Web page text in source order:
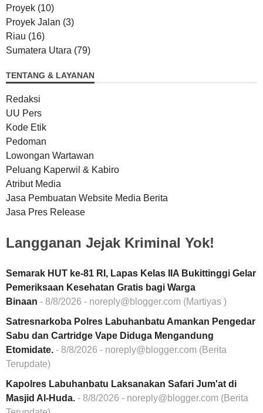
Proyek (10)
Proyek Jalan (3)
Riau (16)
Sumatera Utara (79)
TENTANG & LAYANAN
Redaksi
UU Pers
Kode Etik
Pedoman
Lowongan Wartawan
Peluang Kaperwil & Kabiro
Atribut Media
Jasa Pembuatan Website Media Berita
Jasa Pres Release
Langganan Jejak Kriminal Yok!
Semarak HUT ke-81 RI, Lapas Kelas IIA Bukittinggi Gelar
Pemeriksaan Kesehatan Gratis bagi Warga
Binaan - 8/8/2026 - noreply@blogger.com (Martiyas )
Satresnarkoba Polres Labuhanbatu Amankan Pengedar
Sabu dan Cartridge Vape Diduga Mengandung
Etomidate. - 8/8/2026 - noreply@blogger.com (Berita
Terupdate)
Kapolres Labuhanbatu Laksanakan Safari Jum'at di
Masjid Al-Huda. - 8/8/2026 - noreply@blogger.com (Berita